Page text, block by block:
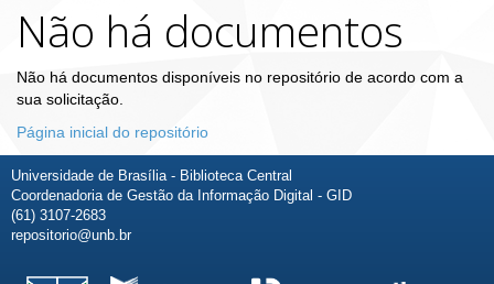
Não há documentos
Não há documentos disponíveis no repositório de acordo com a
sua solicitação.
Página inicial do repositório
Universidade de Brasília - Biblioteca Central
Coordenadoria de Gestão da Informação Digital - GID
(61) 3107-2683
repositorio@unb.br